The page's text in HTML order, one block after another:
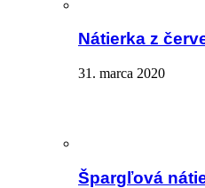
Nátierka z
31. marca 2020
Špargľová